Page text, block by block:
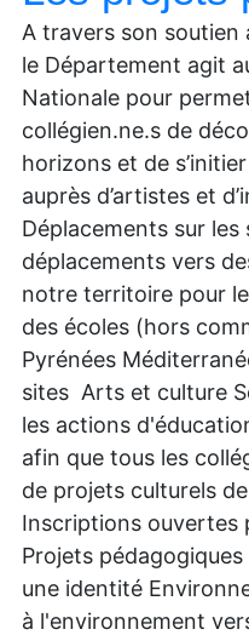
A travers son soutien
le Département agit
Nationale pour
collégien.ne.s de
horizons et de
auprès d’artistes et
Déplacements sur
déplacements vers
notre territoire pour
des écoles (hors
Pyrénées
sites Arts et culture
les actions
afin que tous les
de projets culturels
Inscriptions ouvertes
Projets
une identité
à l'environnement